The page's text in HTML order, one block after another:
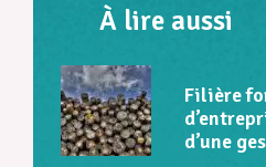
À lire aussi
Filière
d’une